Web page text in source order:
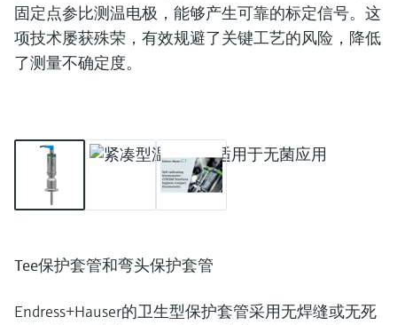
固定点参比测温电极 ，能够产生可靠的标定信号。这
项技术屡获殊荣，有效规避了关键工艺的风险，降低
了测量不确定度。
Tee保护套管和弯头保护套管
Endress+Hauser的卫生型保护套管采用无焊缝或无死